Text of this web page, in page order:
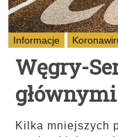
Informacje
Węgry-
Kilka mniejszych